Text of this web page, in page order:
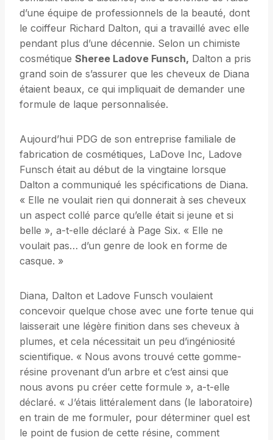
d’une équipe de professionnels de la beauté, dont
le coiffeur Richard Dalton, qui a travaillé avec elle
pendant plus d’une décennie. Selon un chimiste
cosmétique Sheree Ladove Funsch, Dalton a pris
grand soin de s’assurer que les cheveux de Diana
étaient beaux, ce qui impliquait de demander une
formule de laque personnalisée.
Aujourd’hui PDG de son entreprise familiale de
fabrication de cosmétiques, LaDove Inc, Ladove
Funsch était au début de la vingtaine lorsque
Dalton a communiqué les spécifications de Diana.
« Elle ne voulait rien qui donnerait à ses cheveux
un aspect collé parce qu’elle était si jeune et si
belle », a-t-elle déclaré à Page Six. « Elle ne
voulait pas… d’un genre de look en forme de
casque. »
Diana, Dalton et Ladove Funsch voulaient
concevoir quelque chose avec une forte tenue qui
laisserait une légère finition dans ses cheveux à
plumes, et cela nécessitait un peu d’ingéniosité
scientifique. « Nous avons trouvé cette gomme-
résine provenant d’un arbre et c’est ainsi que
nous avons pu créer cette formule », a-t-elle
déclaré. « J’étais littéralement dans (le laboratoire)
en train de me formuler, pour déterminer quel est
le point de fusion de cette résine, comment